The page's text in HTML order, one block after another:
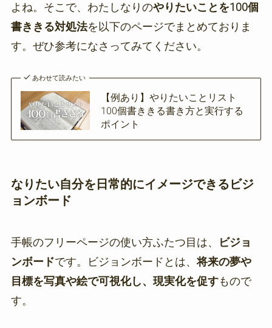
よね。そこで、わたしなりのやりたいことを100個
書ききる対処法を以下のページでまとめておりま
す。ぜひ参考になさってみてください。
あわせて読みたい
【例あり】やりたいことリスト
100個書ききる書き方と実行する
ポイント
なりたい自分を日常的にイメージできるビジ
ョンボード
手帳のフリーページの使い方ふたつ目は、
ビジョ
ンボードです。ビジョンボードとは、 将来の夢や
目標を写真や絵で可視化し、現実化を促すもので
す。